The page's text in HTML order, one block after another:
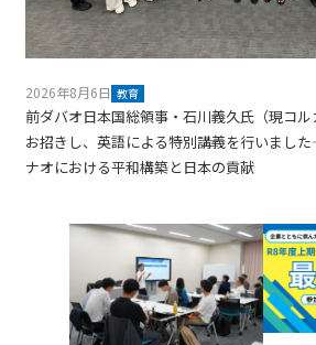
2026年8月6日 教育
前ダバオ日本国総領事・石川義久氏（現コ
お招きし、英語による特別講義を行いまし
ナオにおける平和構築と日本の貢献